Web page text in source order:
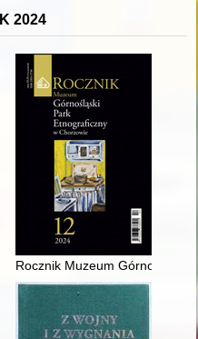
2024
nad twórczością Michała
Rocznik Muzeum Górnośląski